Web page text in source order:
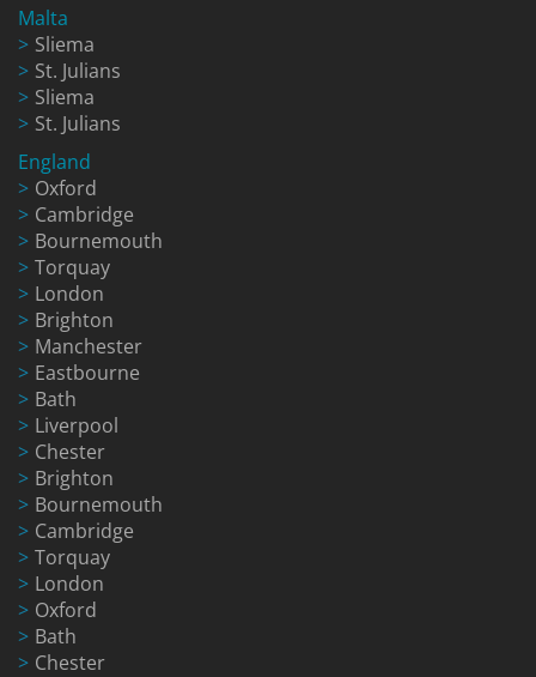
Malta
Sliema
St. Julians
Sliema
St. Julians
England
Oxford
Cambridge
Bournemouth
Torquay
London
Brighton
Manchester
Eastbourne
Bath
Liverpool
Chester
Brighton
Bournemouth
Cambridge
Torquay
London
Oxford
Bath
Chester